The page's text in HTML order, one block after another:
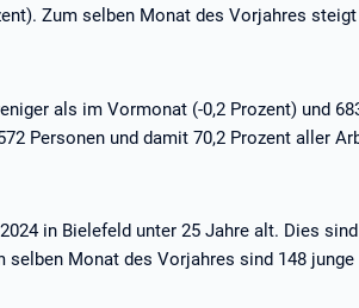
Zum selben Monat des Vorjahres
als im Vormonat (-0,2 Prozent) und
Personen und damit 70,2 Prozent aller
in Bielefeld unter 25 Jahre alt. Dies
Monat des Vorjahres sind 148